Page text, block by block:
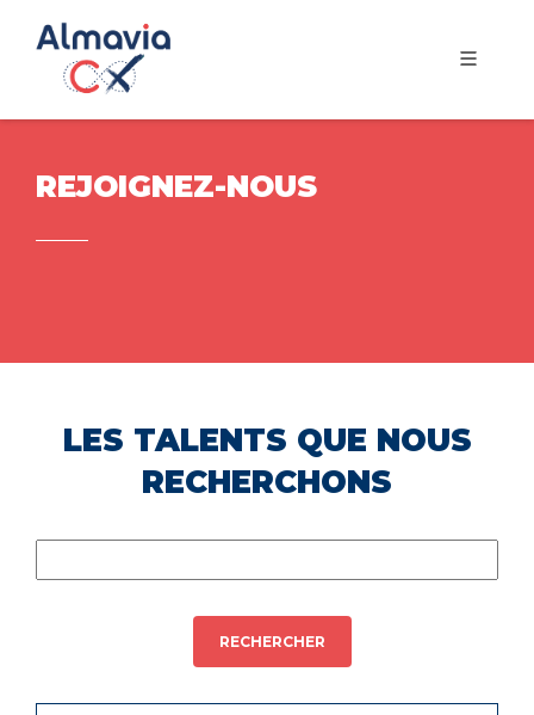
REJOIGNEZ-NOUS
LES TALENTS QUE NOUS
RECHERCHONS
RECHERCHER